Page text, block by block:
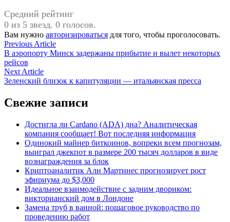
Средний рейтинг
0 из 5 звезд. 0 голосов.
Вам нужно авторизироваться для того, чтобы проголосовать.
Навигация
по
записям
Previous ArticlePrevious
article:
В аэропорту Минск задержаны прибытие и вылет некоторых
рейсов
Next ArticleNext
article:
Зеленский близок к капитуляции — итальянская пресса
Свежие записи
Достигла ли Cardano (ADA) дна? Аналитическая
компания сообщает! Вот последняя информация
Одинокий майнер биткоинов, вопреки всем прогнозам,
выиграл джекпот в размере 200 тысяч долларов в виде
вознаграждения за блок
Криптоаналитик Али Мартинес прогнозирует рост
эфириума до $3,000
Идеальное взаимодействие с задним двориком:
викторианский дом в Лондоне
Замена труб в ванной: пошаговое руководство по
проведению работ